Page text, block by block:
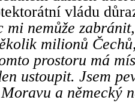
vládu
mi nemůže
milionů
prostoru má
ustoupit. Jsem
a německý